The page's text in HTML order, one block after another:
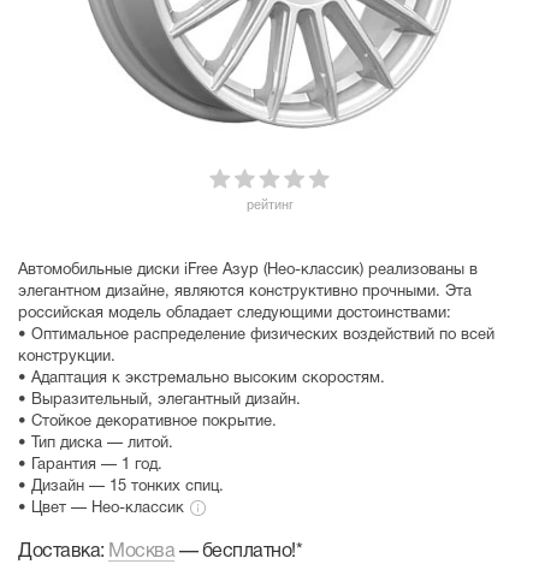
рейтинг
Автомобильные диски iFree Азур (Нео-классик) реализованы в
элегантном дизайне, являются конструктивно прочными. Эта
российская модель обладает следующими достоинствами:
• Оптимальное распределение физических воздействий по всей
конструкции.
• Адаптация к экстремально высоким скоростям.
• Выразительный, элегантный дизайн.
• Стойкое декоративное покрытие.
• Тип диска — литой.
• Гарантия — 1 год.
• Дизайн — 15 тонких спиц.
• Цвет — Нео-классик
Доставка: Москва— бесплатно!*